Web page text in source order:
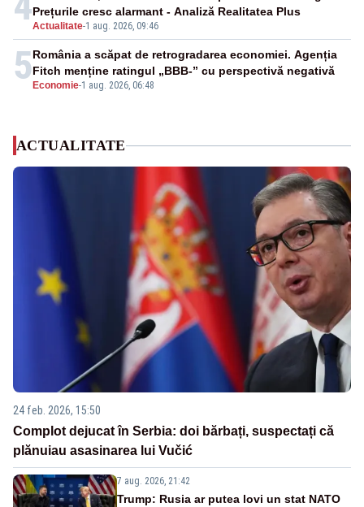
Actualitate-1 aug. 2026, 09:46
Prețurile cresc alarmant - Analiză Realitatea Plus
5 Economie-1 aug. 2026, 06:48
România a scăpat de retrogradarea economiei. Agenția
Fitch menține ratingul „BBB-” cu perspectivă negativă
ACTUALITATE
24 feb. 2026, 15:50
Complot dejucat în Serbia: doi bărbați, suspectați că
plănuiau asasinarea lui Vučić
7 aug. 2026, 21:42
Trump: Rusia ar putea lovi un stat NATO